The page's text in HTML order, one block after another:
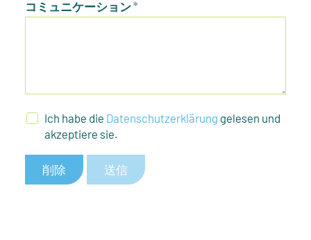
コミュニケーション*
Ich habe die Datenschutzerklärung gelesen und
akzeptiere sie.
削除 送信